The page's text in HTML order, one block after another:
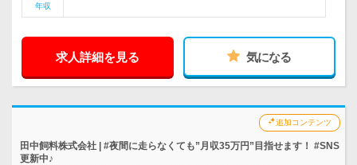
年収
求人詳細を見る 気になる
追加コンテンツ
田中飼料株式会社 | #夜間に走らなくても”月収35万円”目指せます！ #SNS
更新中♪